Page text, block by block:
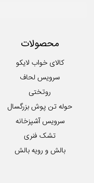
کوسن
محصولات تکی آشپزخانه
محصولات
کالای خواب لایکو
سرویس لحاف
روتختی
حوله تن پوش بزرگسال
سرویس آشپزخانه
تشک فنری
بالش و رویه بالش